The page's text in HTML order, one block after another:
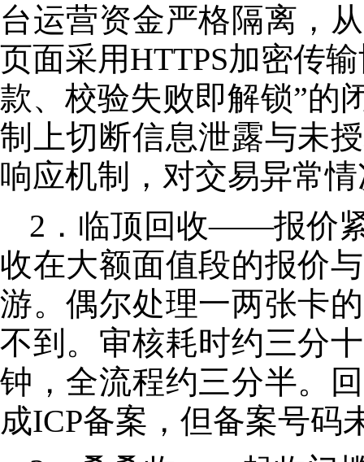
台运营资金严格隔离，
页面采用HTTPS加密传
款、校验失败即解锁”的
制上切断信息泄露与未
响应机制，对交易异常
2．临顶回收——报价
收在大额面值段的报价
游。偶尔处理一两张卡
不到。审核耗时约三分
钟，全流程约三分半。
成ICP备案，但备案号码